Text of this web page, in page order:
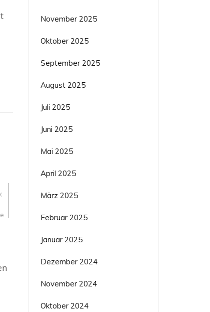
,
November 2025
Oktober 2025
September 2025
August 2025
Juli 2025
Juni 2025
Mai 2025
April 2025
März 2025
Februar 2025
Januar 2025
Dezember 2024
November 2024
Oktober 2024